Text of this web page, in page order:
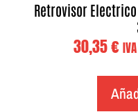
Retrovisor Electrico
30,35€